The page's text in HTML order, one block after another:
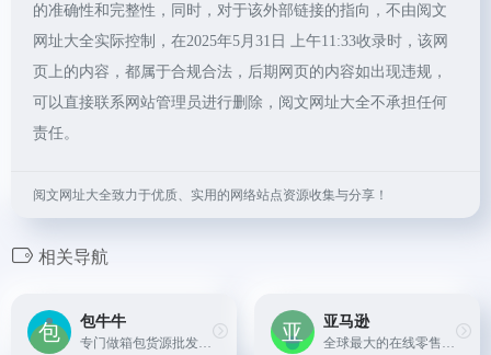
的准确性和完整性，同时，对于该外部链接的指向，不由阅文
网址大全实际控制，在2025年5月31日 上午11:33收录时，该网
页上的内容，都属于合规合法，后期网页的内容如出现违规，
可以直接联系网站管理员进行删除，阅文网址大全不承担任何
责任。
阅文网址大全致力于优质、实用的网络站点资源收集与分享！
相关导航
包牛牛
专门做箱包货源批发的网站，汇集河北白沟、广州数千家经过严格认证筛选的网供厂商，为全国各地电商卖家、批发零售商提供白沟箱包批发市场新款箱包。
亚马逊
全球最大的在线零售商之一，拥有全美最大的1P仓储式商城，卖家可先批量采购相关货物然后在线销售。